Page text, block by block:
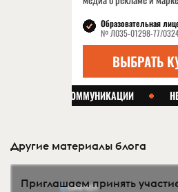
Другие материалы блога
Приглашаем принять